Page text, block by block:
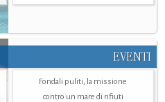
EVENTI
Fondali puliti, la missione
contro un mare di rifiuti